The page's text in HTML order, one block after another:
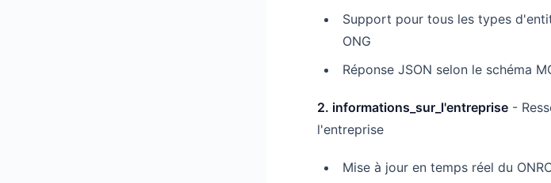
Support pour tous les types
ONG
Réponse JSON selon le schéma
2. informations_sur_l'entreprise -
l'entreprise
Mise à jour en temps réel du